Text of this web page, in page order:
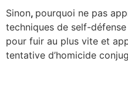
Sinon, pourquoi ne pas
techniques de self-
pour fuir au plus vite et
tentative d’homicide